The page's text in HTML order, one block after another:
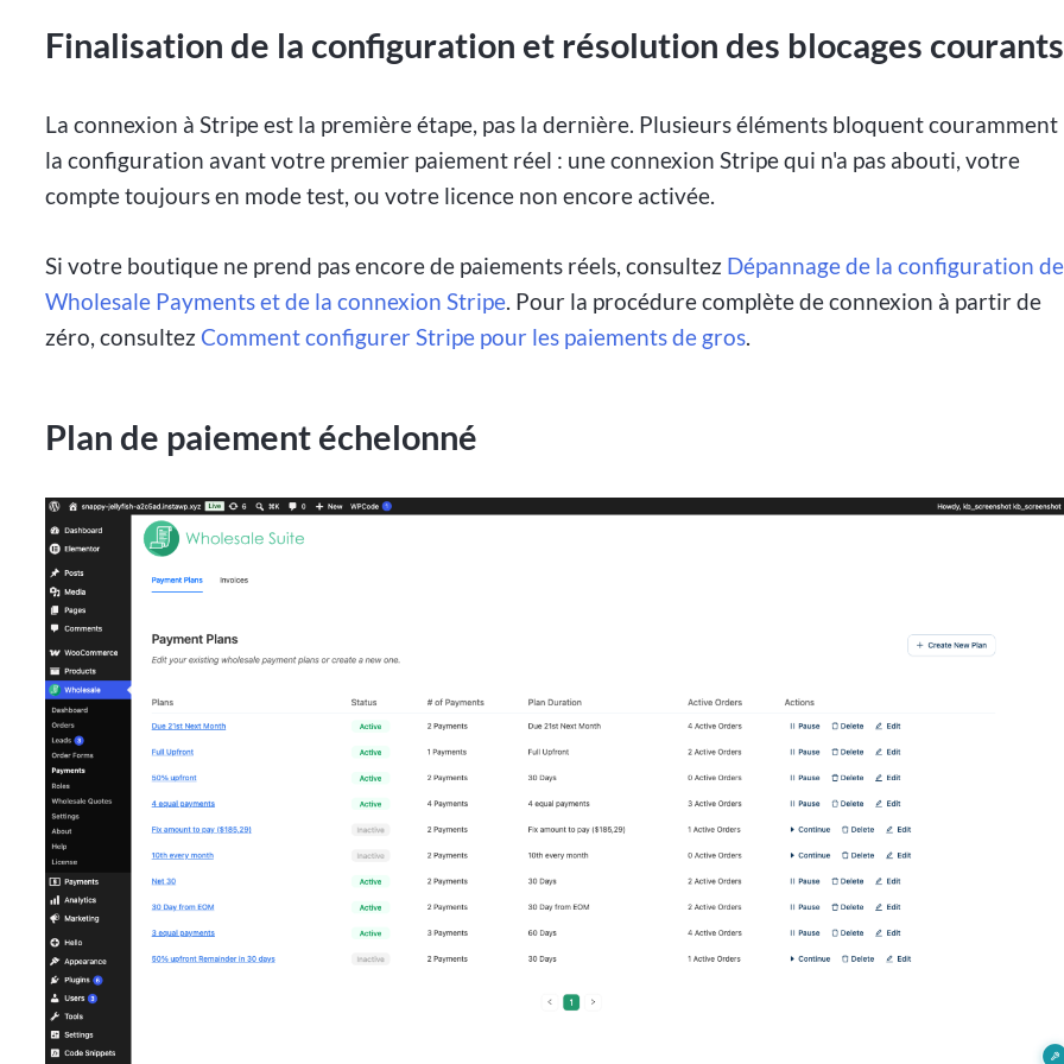
Finalisation de la configuration et résolution des blocages courants
La connexion à Stripe est la première étape, pas la dernière. Plusieurs éléments bloquent couramment
la configuration avant votre premier paiement réel : une connexion Stripe qui n'a pas abouti, votre
compte toujours en mode test, ou votre licence non encore activée.
Si votre boutique ne prend pas encore de paiements réels, consultez Dépannage de la configuration de
Wholesale Payments et de la connexion Stripe. Pour la procédure complète de connexion à partir de
zéro, consultez Comment configurer Stripe pour les paiements de gros.
Plan de paiement échelonné